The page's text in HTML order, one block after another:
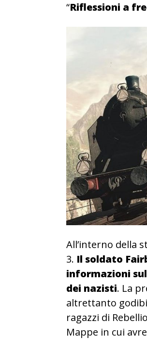
“Riflessioni a
All’interno della
3. Il soldato
informazioni
dei nazisti. La
altrettanto
ragazzi di
Mappe in cui